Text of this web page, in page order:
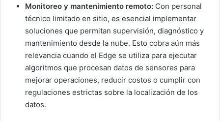
Monitoreo y mantenimiento remoto: Con personal
técnico limitado en sitio, es esencial implementar
soluciones que permitan supervisión, diagnóstico y
mantenimiento desde la nube. Esto cobra aún más
relevancia cuando el Edge se utiliza para ejecutar
algoritmos que procesan datos de sensores para
mejorar operaciones, reducir costos o cumplir con
regulaciones estrictas sobre la localización de los
datos.